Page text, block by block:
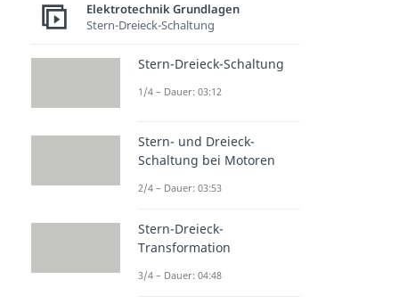
Elektrotechnik Grundlagen
Stern-Dreieck-Schaltung
Stern-Dreieck-Schaltung
1/4 – Dauer: 03:12
Stern- und Dreieck-
Schaltung bei Motoren
2/4 – Dauer: 03:53
Stern-Dreieck-
Transformation
3/4 – Dauer: 04:48